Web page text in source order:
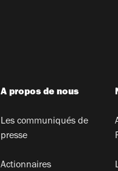
A propos de nous
Les communiqués de
presse
Actionnaires